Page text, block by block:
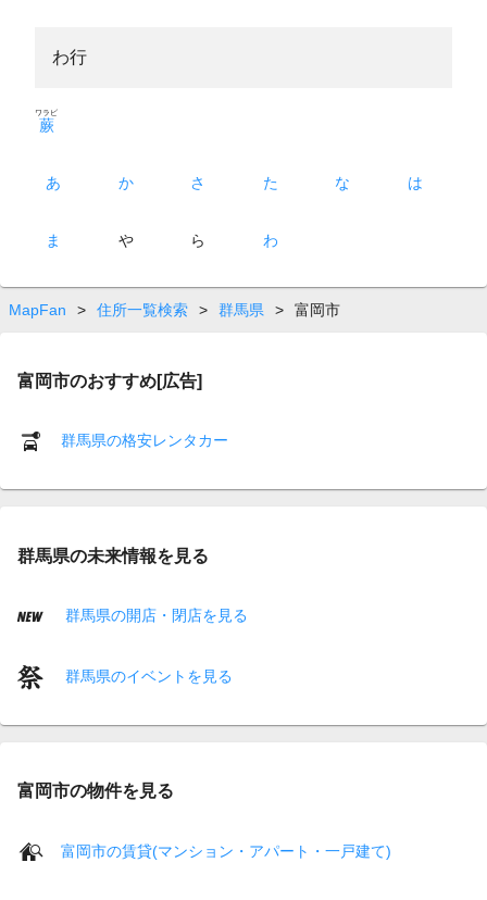
わ行
蕨
ワラビ
あ か さ た な は
ま や ら わ
MapFan > 住所一覧検索 > 群馬県 > 富岡市
富岡市のおすすめ[広告]
群馬県の格安レンタカー
群馬県の未来情報を見る
群馬県の開店・閉店を見る
群馬県のイベントを見る
富岡市の物件を見る
富岡市の賃貸(マンション・アパート・一戸建て)